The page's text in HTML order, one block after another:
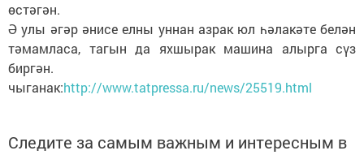
өстәгән.
Ә улы әгәр әнисе елны уннан азрак юл һәлакәте белән
тәмамласа, тагын да яхшырак машина алырга сүз
биргән.
чыганак:http://www.tatpressa.ru/news/25519.html
Следите за самым важным и интересным в